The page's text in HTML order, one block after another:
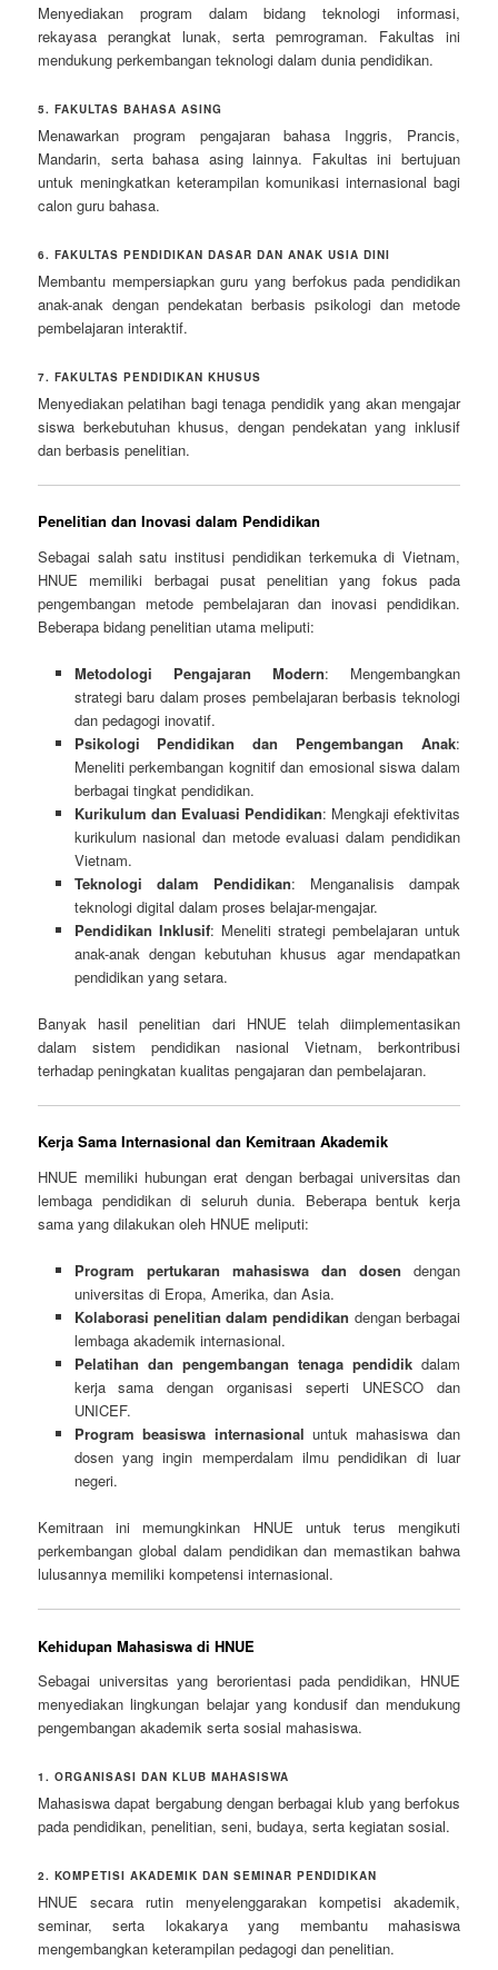
Menyediakan program dalam bidang teknologi informasi,
rekayasa perangkat lunak, serta pemrograman. Fakultas ini
mendukung perkembangan teknologi dalam dunia pendidikan.
5. FAKULTAS BAHASA ASING
Menawarkan program pengajaran bahasa Inggris, Prancis,
Mandarin, serta bahasa asing lainnya. Fakultas ini bertujuan
untuk meningkatkan keterampilan komunikasi internasional bagi
calon guru bahasa.
6. FAKULTAS PENDIDIKAN DASAR DAN ANAK USIA DINI
Membantu mempersiapkan guru yang berfokus pada pendidikan
anak-anak dengan pendekatan berbasis psikologi dan metode
pembelajaran interaktif.
7. FAKULTAS PENDIDIKAN KHUSUS
Menyediakan pelatihan bagi tenaga pendidik yang akan mengajar
siswa berkebutuhan khusus, dengan pendekatan yang inklusif
dan berbasis penelitian.
Penelitian dan Inovasi dalam Pendidikan
Sebagai salah satu institusi pendidikan terkemuka di Vietnam,
HNUE memiliki berbagai pusat penelitian yang fokus pada
pengembangan metode pembelajaran dan inovasi pendidikan.
Beberapa bidang penelitian utama meliputi:
Metodologi Pengajaran Modern: Mengembangkan
strategi baru dalam proses pembelajaran berbasis teknologi
dan pedagogi inovatif.
Psikologi Pendidikan dan Pengembangan Anak:
Meneliti perkembangan kognitif dan emosional siswa dalam
berbagai tingkat pendidikan.
Kurikulum dan Evaluasi Pendidikan: Mengkaji efektivitas
kurikulum nasional dan metode evaluasi dalam pendidikan
Vietnam.
Teknologi dalam Pendidikan: Menganalisis dampak
teknologi digital dalam proses belajar-mengajar.
Pendidikan Inklusif: Meneliti strategi pembelajaran untuk
anak-anak dengan kebutuhan khusus agar mendapatkan
pendidikan yang setara.
Banyak hasil penelitian dari HNUE telah diimplementasikan
dalam sistem pendidikan nasional Vietnam, berkontribusi
terhadap peningkatan kualitas pengajaran dan pembelajaran.
Kerja Sama Internasional dan Kemitraan Akademik
HNUE memiliki hubungan erat dengan berbagai universitas dan
lembaga pendidikan di seluruh dunia. Beberapa bentuk kerja
sama yang dilakukan oleh HNUE meliputi:
Program pertukaran mahasiswa dan dosen dengan
universitas di Eropa, Amerika, dan Asia.
Kolaborasi penelitian dalam pendidikan dengan berbagai
lembaga akademik internasional.
Pelatihan dan pengembangan tenaga pendidikdalam
kerja sama dengan organisasi seperti UNESCO dan
UNICEF.
Program beasiswa internasional untuk mahasiswa dan
dosen yang ingin memperdalam ilmu pendidikan di luar
negeri.
Kemitraan ini memungkinkan HNUE untuk terus mengikuti
perkembangan global dalam pendidikan dan memastikan bahwa
lulusannya memiliki kompetensi internasional.
Kehidupan Mahasiswa di HNUE
Sebagai universitas yang berorientasi pada pendidikan, HNUE
menyediakan lingkungan belajar yang kondusif dan mendukung
pengembangan akademik serta sosial mahasiswa.
1. ORGANISASI DAN KLUB MAHASISWA
Mahasiswa dapat bergabung dengan berbagai klub yang berfokus
pada pendidikan, penelitian, seni, budaya, serta kegiatan sosial.
2. KOMPETISI AKADEMIK DAN SEMINAR PENDIDIKAN
HNUE secara rutin menyelenggarakan kompetisi akademik,
seminar, serta lokakarya yang membantu mahasiswa
mengembangkan keterampilan pedagogi dan penelitian.